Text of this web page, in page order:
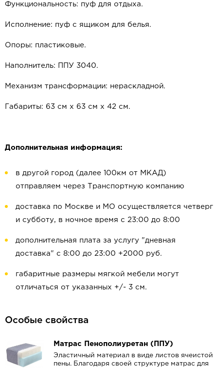
Функциональность: пуф для отдыха.
Исполнение: пуф с ящиком для белья.
Опоры: пластиковые.
Наполнитель: ППУ 3040.
Механизм трансформации: нераскладной.
Габариты: 63 см x 63 см x 42 см.
Дополнительная информация:
в другой город (далее 100км от МКАД)
отправляем через Транспортную компанию
доставка по Москве и МО осуществляется четверг
и субботу, в ночное время с 23:00 до 8:00
дополнительная плата за услугу "дневная
доставка" с 8:00 до 23:00 +2000 руб.
габаритные размеры мягкой мебели могут
отличаться от указанных +/- 3 см.
Особые свойства
Матрас Пенополиуретан (ППУ)
Эластичный материал в виде листов ячеистой
пены. Благодаря своей структуре матрас для